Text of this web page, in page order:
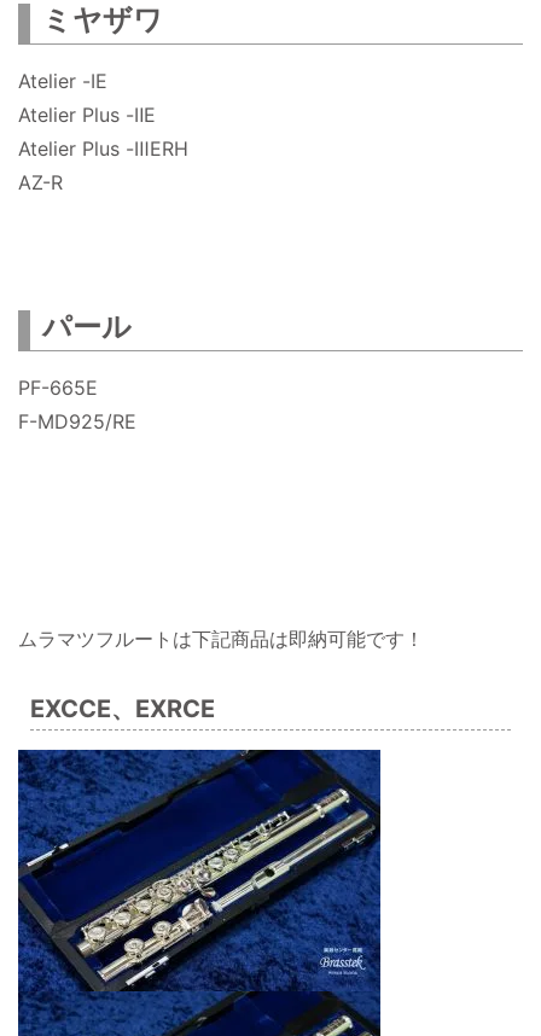
ミヤザワ
Atelier -ⅠE
Atelier Plus -ⅡE
Atelier Plus -ⅢERH
AZ-R
パール
PF-665E
F-MD925/RE
ムラマツフルートは下記商品は即納可能です！
EXCCE、EXRCE